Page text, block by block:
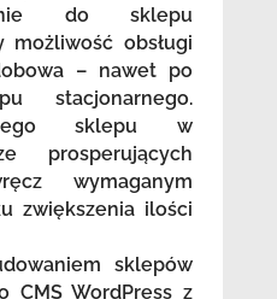
do sklepu
możliwość obsługi
– nawet po
stacjonarnego.
sklepu w
prosperujących
wymaganym
zwiększenia ilości
sklepów
CMS WordPress z